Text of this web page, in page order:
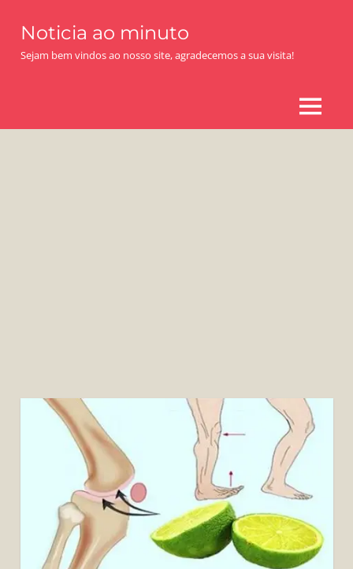
content
Noticia ao minuto
Sejam bem vindos ao nosso site, agradecemos a sua visita!
MENU